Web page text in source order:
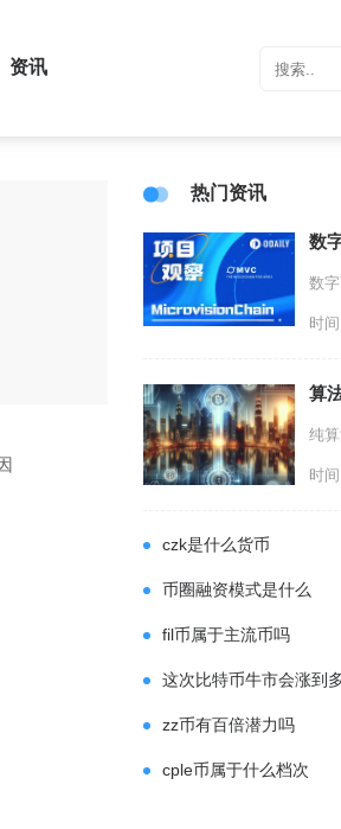
资讯
热门资讯
数
时
算
时
czk是什么货币
币圈融资模式是什么
fil币属于主流币吗
这次比特币牛市会涨到
zz币有百倍潜力吗
cple币属于什么档次